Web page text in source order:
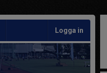
Logga in